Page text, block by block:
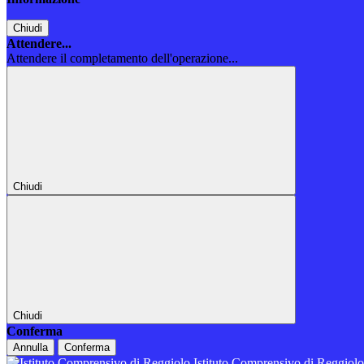
Chiudi
Attendere...
Attendere il completamento dell'operazione...
Chiudi
Chiudi
Conferma
Annulla Conferma